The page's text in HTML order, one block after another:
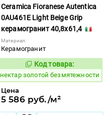
Ceramica Fioranese Autentica
0AU461E Light Beige Grip
керамогранит 40,8x61,4
Материал:
Керамогранит
1129129
Код товара:
нектар золотой безмятежности
Цена
5 586 руб./м²